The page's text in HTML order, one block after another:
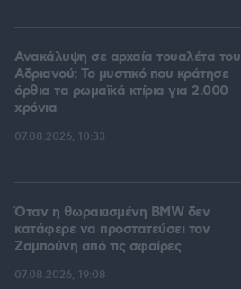
Ανακάλυψη σε αρχαία τουαλέτα του
Αδριανού: Το μυστικό που κράτησε
όρθια τα ρωμαϊκά κτίρια για 2.000
χρόνια
07.08.2026, 10:33
Όταν η θωρακισμένη BMW δεν
κατάφερε να προστατεύσει τον
Ζαμπούνη από τις σφαίρες
07.08.2026, 19:08